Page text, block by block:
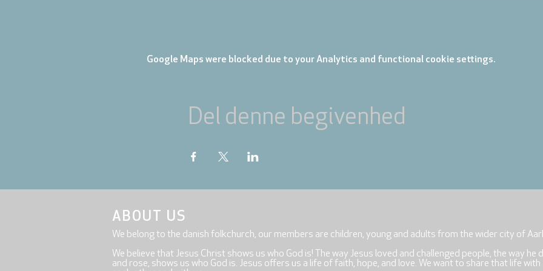
Google Maps were blocked due to your Analytics and functional cookie settings.
Del denne begivenhed
ABOUT US
We belong to the danish folkchurch, our members are children, young and adults from the wider city of
We believe that Jesus Christ shows us who God is! The way Jesus loved and challenged people, the way he
and rose, shows us who God is. Jesus offers us a life of faith, hope, and love. We want to share that life with